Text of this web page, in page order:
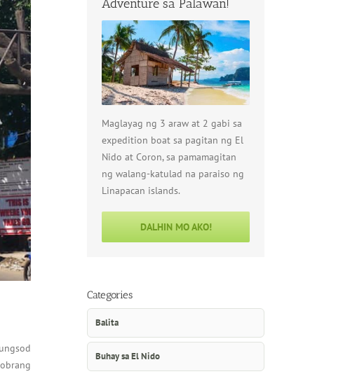
Adventure sa Palawan!
Maglayag ng 3 araw at 2 gabi sa
expedition boat sa pagitan ng El
Nido at Coron, sa pamamagitan
ng walang-katulad na paraiso ng
Linapacan islands.
DALHIN MO AKO!
Categories
Balita
Buhay sa El Nido